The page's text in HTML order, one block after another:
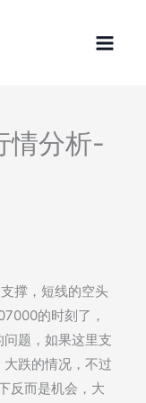
情分析-
撑，短线的空头
的时刻了，
题，如果这里支
跌的情况，不过
反而是机会，大